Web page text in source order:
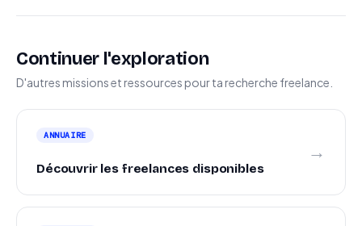
Continuer l'exploration
D'autres missions et ressources pour ta recherche freelance.
ANNUAIRE
Découvrir les freelances disponibles
→